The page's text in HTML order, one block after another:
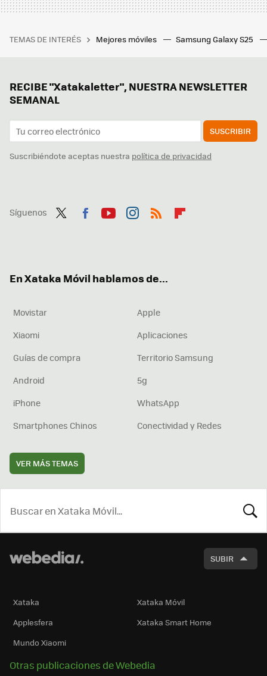
TEMAS DE INTERÉS Mejores móviles Samsung Galaxy S25
RECIBE "Xatakaletter", NUESTRA NEWSLETTER
SEMANAL
SUSCRIBIR
Suscribiéndote aceptas nuestra política de privacidad
Síguenos
En Xataka Móvil hablamos de...
Movistar
Apple
Xiaomi
Aplicaciones
Guías de compra
Territorio Samsung
Android
5g
iPhone
WhatsApp
Smartphones Chinos
Conectividad y Redes
VER MÁS TEMAS
SUBIR
Xataka
Xataka Móvil
Applesfera
Xataka Smart Home
Mundo Xiaomi
Otras publicaciones de Webedia